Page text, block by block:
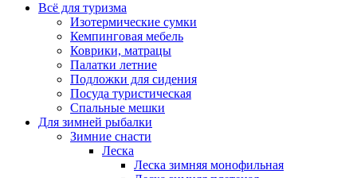
Всё для туризма
Изотермические сумки
Кемпинговая мебель
Коврики, матрацы
Палатки летние
Подложки для сидения
Посуда туристическая
Спальные мешки
Для зимней рыбалки
Зимние снасти
Леска
Леска зимняя монофильная